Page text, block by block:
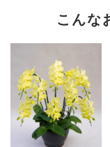
こんな